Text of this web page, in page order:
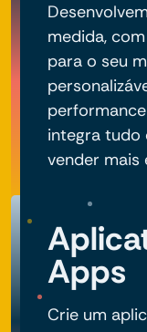
medida,
para o seu
integra tudo
vender mais
Apps
Crie um